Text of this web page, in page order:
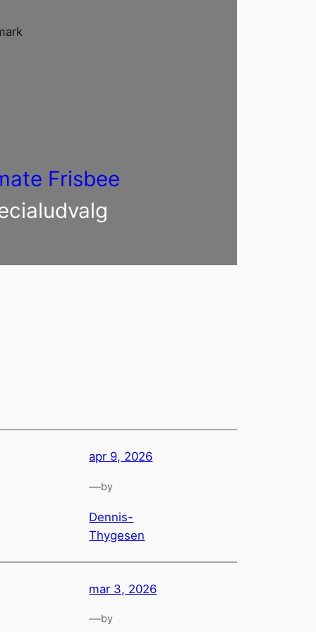
Frisbee
apr 9, 2026
—by
Dennis-
Thygesen
mar 3, 2026
—by